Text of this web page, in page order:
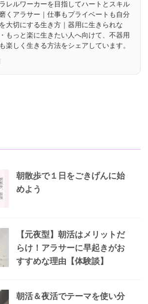
レルワーカーを目指してハートとスキル
くアラサー｜仕事もプライベートも自分
大切にする生き方｜器用に生きられな
もっと楽に生きたい人へ向けて、不器用
楽しく生きる方法をシェアしています。
朝散歩で１日をごきげんに始
めよう
【元夜型】朝活はメリットだ
らけ！アラサーに早起きがお
すすめな理由【体験談】
朝活＆夜活でテーマを使い分